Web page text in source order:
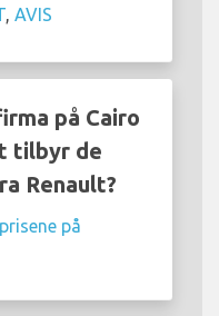
, AVIS
på Cairo
tilbyr de
Renault?
på